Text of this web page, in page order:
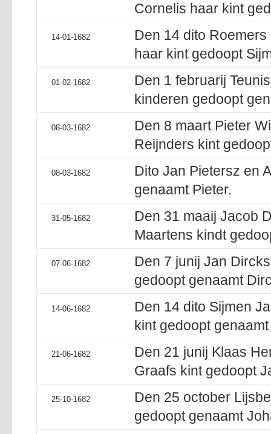
Cornelis haar kint
14-01-1682
Den 14 dito
haar kint gedoopt
01-02-1682
Den 1 februarij
kinderen gedoopt
08-03-1682
Den 8 maart Pieter
Reijnders kint
08-03-1682
Dito Jan Pietersz en
genaamt Pieter.
31-05-1682
Den 31 maaij Jacob
Maartens kindt
07-06-1682
Den 7 junij Jan
gedoopt genaamt
14-06-1682
Den 14 dito Sijmen
kint gedoopt
21-06-1682
Den 21 junij Klaas
Graafs kint gedoopt
25-10-1682
Den 25 october
gedoopt genaamt